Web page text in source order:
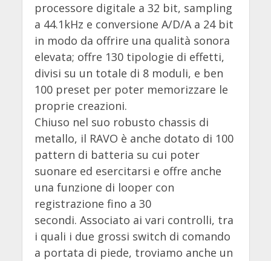
processore digitale a 32 bit, sampling
a 44.1kHz e conversione A/D/A a 24 bit
in modo da offrire una qualità sonora
elevata; offre 130 tipologie di effetti,
divisi su un totale di 8 moduli, e ben
100 preset per poter memorizzare le
proprie creazioni.
Chiuso nel suo robusto chassis di
metallo, il RAVO è anche dotato di 100
pattern di batteria su cui poter
suonare ed esercitarsi e offre anche
una funzione di looper con
registrazione fino a 30
secondi. Associato ai vari controlli, tra
i quali i due grossi switch di comando
a portata di piede, troviamo anche un